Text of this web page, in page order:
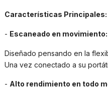
Características Principales:
- Escaneado en movimiento:
Diseñado pensando en la
Una vez conectado a su
- Alto rendimiento en todo